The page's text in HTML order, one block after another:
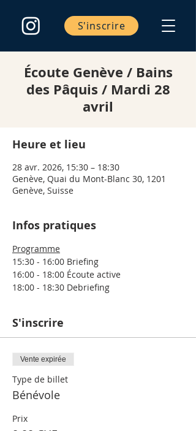
S'inscrire
Écoute Genève / Bains
des Pâquis / Mardi 28
avril
Heure et lieu
28 avr. 2026, 15:30 – 18:30
Genève, Quai du Mont-Blanc 30, 1201
Genève, Suisse
Infos pratiques
Programme
15:30 - 16:00 Briefing
16:00 - 18:00 Écoute active
18:00 - 18:30 Debriefing
S'inscrire
Vente expirée
Type de billet
Bénévole
Prix